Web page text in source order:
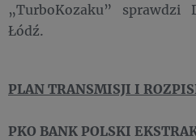
„TurboKozaku”
Łódź.
PLAN TRANSMISJI I
PKO BANK POLSKI